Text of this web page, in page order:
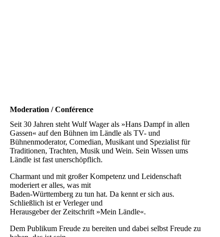
Moderation / Conférence
Seit 30 Jahren steht Wulf Wager als »Hans Dampf in allen
Gassen« auf den Bühnen im Ländle als TV- und
Bühnenmoderator, Comedian, Musikant und Spezialist für
Traditionen, Trachten, Musik und Wein. Sein Wissen ums
Ländle ist fast unerschöpflich.
Charmant und mit großer Kompetenz und Leidenschaft
moderiert er alles, was mit
Baden-Württemberg zu tun hat. Da kennt er sich aus.
Schließlich ist er Verleger und
Herausgeber der Zeitschrift »Mein Ländle«.
Dem Publikum Freude zu bereiten und dabei selbst Freude zu